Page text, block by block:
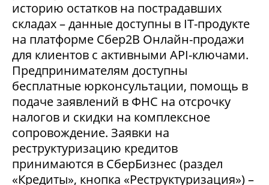
историю остатков на пострадавших
складах – данные доступны в IT-продукте
на платформе Сбер2В Онлайн-продажи
для клиентов с активными API-ключами.
Предпринимателям доступны
бесплатные юрконсультации, помощь в
подаче заявлений в ФНС на отсрочку
налогов и скидки на комплексное
сопровождение. Заявки на
реструктуризацию кредитов
принимаются в СберБизнес (раздел
«Кредиты», кнопка «Реструктуризация») –